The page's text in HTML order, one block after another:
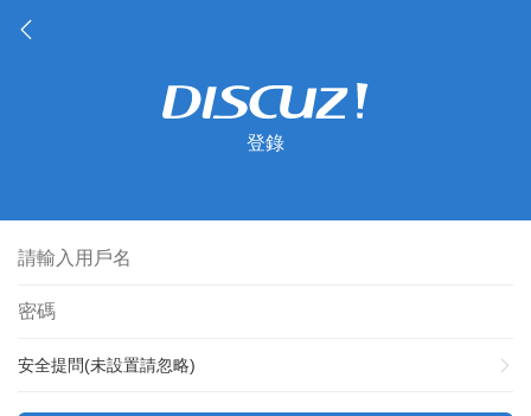
登錄
安全提問(未設置請忽略)